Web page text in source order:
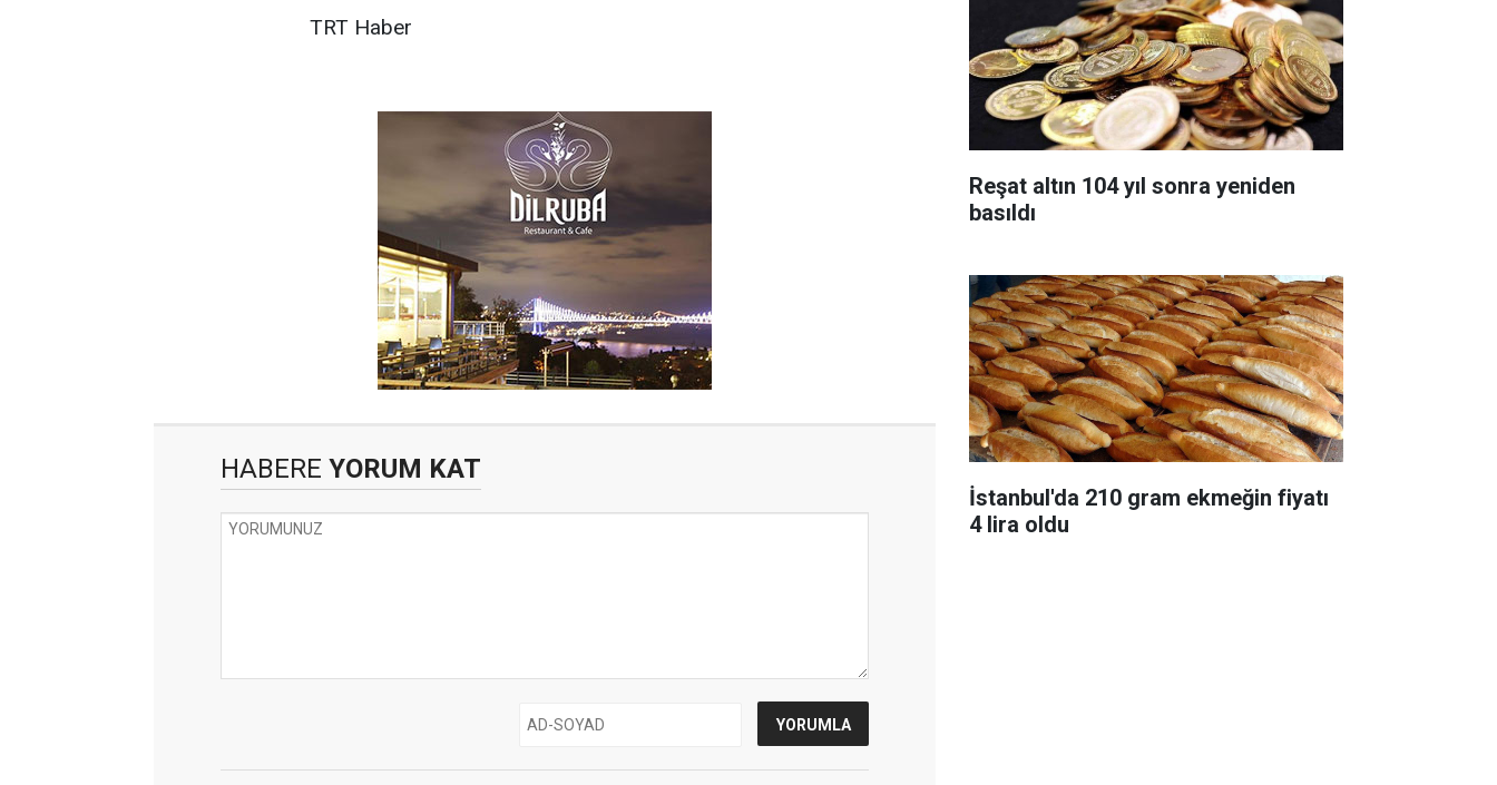
TRT Haber
HABERE YORUM KAT
Reşat altın 104 yıl sonra yeniden
basıldı
İstanbul'da 210 gram ekmeğin fiyatı
4 lira oldu